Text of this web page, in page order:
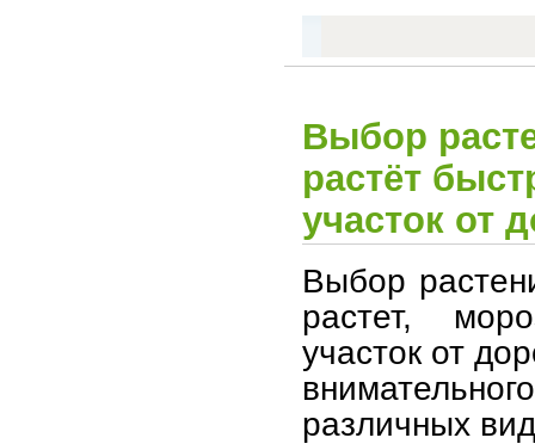
Выбор
растёт
участок от
Выбор
растет,
участок от
различных